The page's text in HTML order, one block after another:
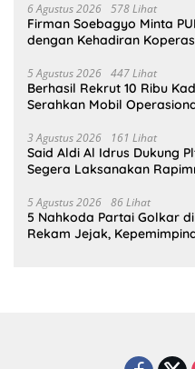
6 Agustus 2026 578 Lihat
Firman Soebagyo Minta
dengan Kehadiran
5 Agustus 2026 447 Lihat
Berhasil Rekrut 10 Ribu
Serahkan Mobil
3 Agustus 2026 161 Lihat
Said Aldi Al Idrus Dukung
Segera Laksanakan
5 Agustus 2026 86 Lihat
5 Nahkoda Partai Golkar
Rekam Jejak,